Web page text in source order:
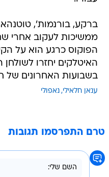
ברקע, בורנמות',
ממשיכות לעקוב אחרי
הפוקוס כרגע הוא על
האיטלקים יחזרו
בשבועות האחרונים של
ענאן חלאילי נאפולי
טרם התפרסמו תגובות